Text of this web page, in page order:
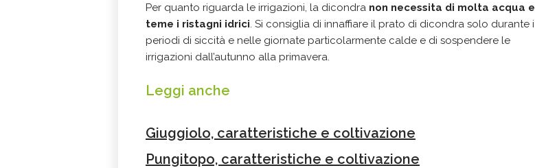
Per quanto riguarda le irrigazioni, la dicondra non necessita di molta acqua e
teme i ristagni idrici. Si consiglia di innaffiare il prato di dicondra solo durante i
periodi di siccità e nelle giornate particolarmente calde e di sospendere le
irrigazioni dall’autunno alla primavera.
Leggi anche
Giuggiolo, caratteristiche e coltivazione
Pungitopo, caratteristiche e coltivazione